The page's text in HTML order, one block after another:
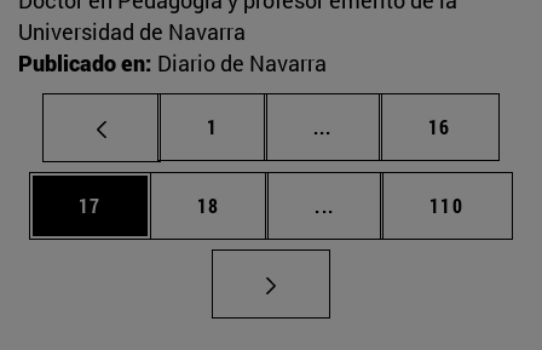
Universidad de Navarra
Publicado en: Diario de Navarra
Página
1 ... Páginas intermedias
Página
16
Página
17 Página
18 ... Páginas intermedias
Página
110